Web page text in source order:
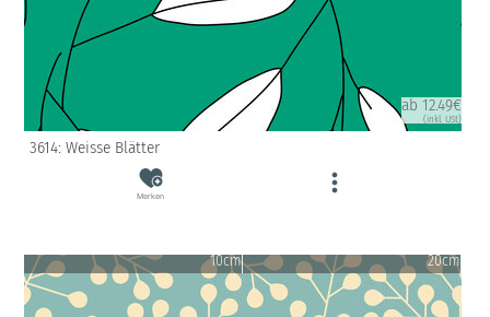
ab 12.49€
(inkl. USt)
3614: Weisse Blätter
Merken
10cm 20cm